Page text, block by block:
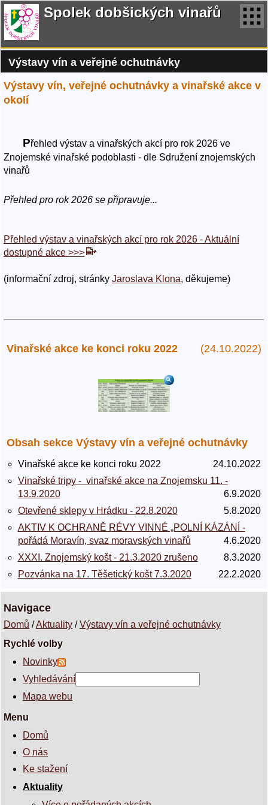
Spolek dobšických vinařů
Výstavy vín a veřejné ochutnávky
Výstavy vín, veřejné ochutnávky a vinařské akce v
okolí
Přehled výstav a vinařských akcí pro rok 2026 ve
Znojemské vinařské podoblasti - dle Sdružení znojemských
vinařů
Přehled pro rok 2026 se připravuje...
Přehled výstav a vinařských akcí pro rok 2026 - Aktuální
dostupné akce >>>
(informační zdroj, stránky Jaroslava Klona, děkujeme)
Vinařské akce ke konci roku 2022 (24.10.2022)
Obsah sekce Výstavy vín a veřejné ochutnávky
Vinařské akce ke konci roku 2022
24.10.2022
Vinařské tripy - vinařské akce na Znojemsku 11. -
13.9.2020
6.9.2020
Otevřené sklepy v Hrádku - 22.8.2020
5.8.2020
AKTIV K OCHRANĚ RÉVY VINNÉ „POLNÍ KÁZÁNÍ -
pořádá Moravín, svaz moravských vinařů
4.6.2020
XXXI. Znojemský košt - 21.3.2020 zrušeno
8.3.2020
Pozvánka na 17. Těšetický košt 7.3.2020
22.2.2020
Navigace
Domů /Aktuality /Výstavy vín a veřejné ochutnávky
Rychlé volby
Novinky
Vyhledávání
Mapa webu
Menu
Domů
O nás
Ke stažení
Aktuality